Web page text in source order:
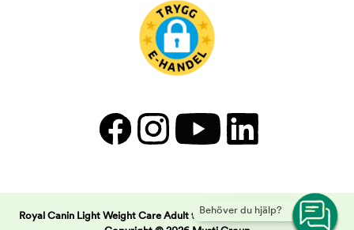
Behöver du hjälp?
Royal Canin Light Weight Care Adult torrfoder för katt | Arken Zoo -